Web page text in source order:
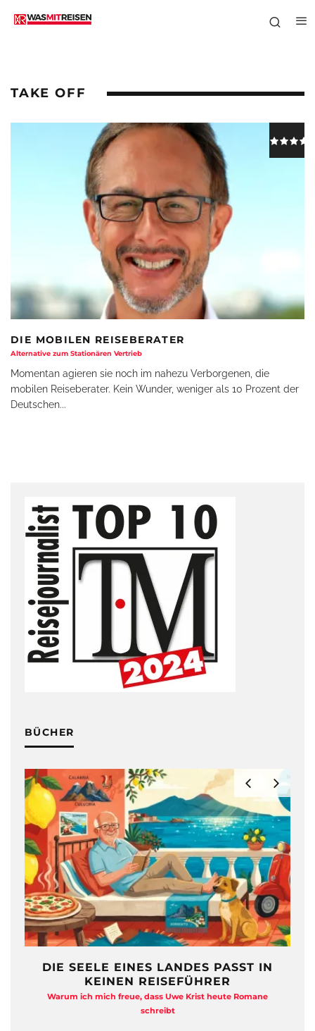
TAKE OFF
DIE MOBILEN REISEBERATER
Alternative zum Stationären Vertrieb
Momentan agieren sie noch im nahezu Verborgenen, die
mobilen Reiseberater. Kein Wunder, weniger als 10 Prozent der
Deutschen...
BÜCHER
DIE SEELE EINES LANDES PASST IN
KEINEN REISEFÜHRER
Warum ich mich freue, dass Uwe Krist heute Romane
schreibt